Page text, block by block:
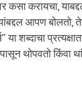
कसा करायचा,
आपण बोलतो,
शब्दाचा
थोपवतो किंवा